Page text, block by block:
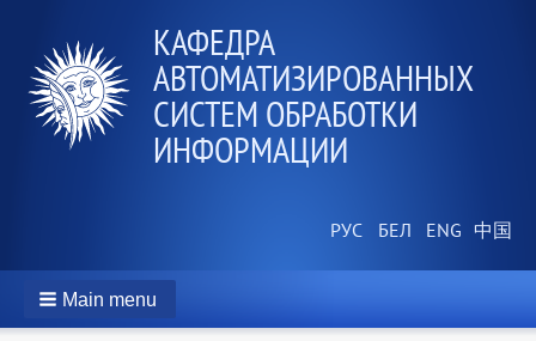
КАФЕДРА
АВТОМАТИЗИРОВАННЫХ
СИСТЕМ ОБРАБОТКИ
ИНФОРМАЦИИ
Main menu